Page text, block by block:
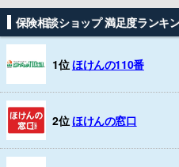
保険相談ショップ 満足度ランキ
1位ほけんの110番
2位ほけんの窓口